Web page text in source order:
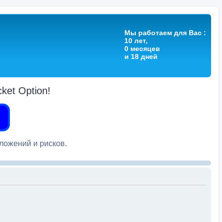
Мы работаем для Вас :
10 лет,
0 месяцев
и 18 дней
Option!
и рисков.